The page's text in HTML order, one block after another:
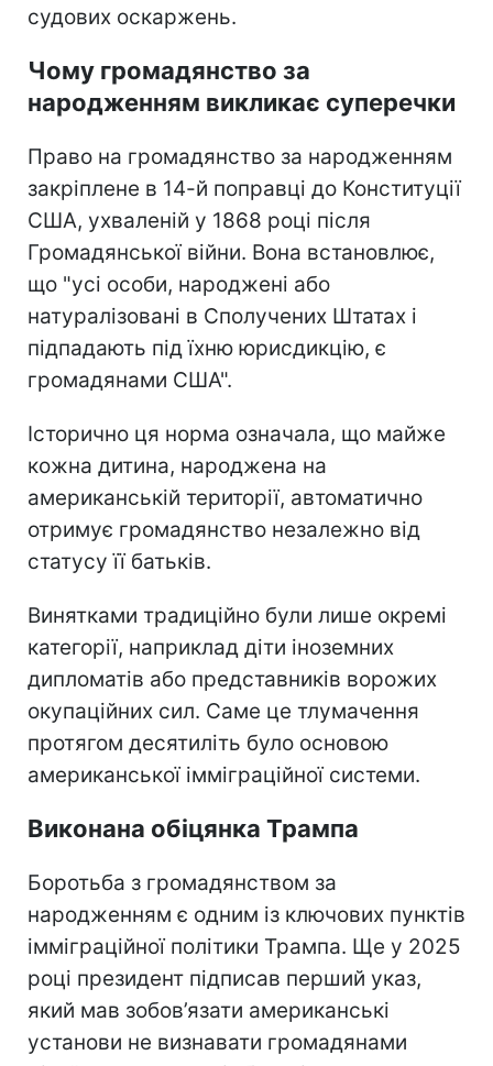
судових оскаржень.
Чому громадянство за
народженням викликає суперечки
Право на громадянство за народженням
закріплене в 14-й поправці до Конституції
США, ухваленій у 1868 році після
Громадянської війни. Вона встановлює,
що "усі особи, народжені або
натуралізовані в Сполучених Штатах і
підпадають під їхню юрисдикцію, є
громадянами США".
Історично ця норма означала, що майже
кожна дитина, народжена на
американській території, автоматично
отримує громадянство незалежно від
статусу її батьків.
Винятками традиційно були лише окремі
категорії, наприклад діти іноземних
дипломатів або представників ворожих
окупаційних сил. Саме це тлумачення
протягом десятиліть було основою
американської імміграційної системи.
Виконана обіцянка Трампа
Боротьба з громадянством за
народженням є одним із ключових пунктів
імміграційної політики Трампа. Ще у 2025
році президент підписав перший указ,
який мав зобов’язати американські
установи не визнавати громадянами